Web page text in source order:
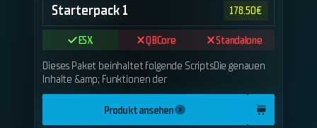
Starterpack 1 178.50€
ESX QBCore
Standalone
Dieses Paket beinhaltet folgende ScriptsDie genauen
Inhalte &amp; Funktionen der
Produkt ansehen